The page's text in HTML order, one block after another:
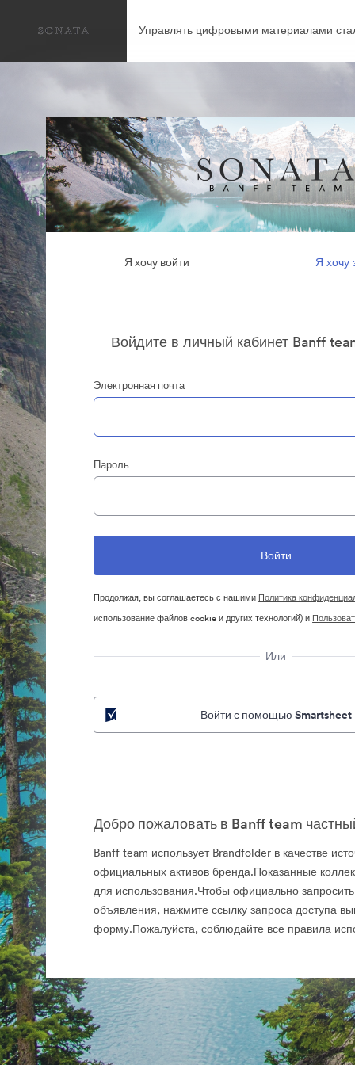
Управлять цифровыми материалами
Я хочу войти Я хочу
Войдите в личный кабинет Banff
Электронная почта
Пароль
Продолжая, вы соглашаетесь с нашими Политика
использование файлов cookie и других технологий) и
Или
Войти с помощью Smartsheet
Добро пожаловать в Banff team
Banff team использует Brandfolder в качестве
официальных активов бренда.Показанные
для использования.Чтобы официально
объявления, нажмите ссылку запроса доступа
форму.Пожалуйста, соблюдайте все правила